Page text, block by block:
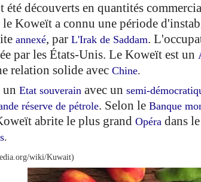
été découverts en quantités
le Koweït a connu une période
annexé, par L'Irak de Saddam.
par les États-Unis. Le Koweït est un
relation solide avec Chine.
un Etat souverain avec un semi-
réserve de pétrole. Selon le Banque
abrite le plus grand Opéra dans le
.
wiki/Kuwait)